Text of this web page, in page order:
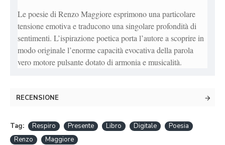
Le poesie di Renzo Maggiore esprimono una particolare
tensione emotiva e traducono una singolare profondità di
sentimenti. L’ispirazione poetica porta l’autore a scoprire in
modo originale l’enorme capacità evocativa della parola
vero motore pulsante dotato di armonia e musicalità.
RECENSIONE
Tag: Respiro Presente Libro Digitale
Poesia
Renzo
Maggiore